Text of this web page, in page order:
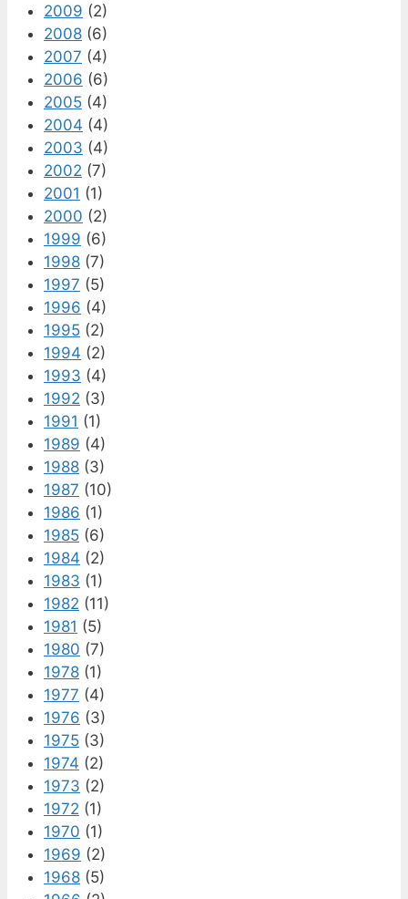
2009 (2)
2008 (6)
2007 (4)
2006 (6)
2005 (4)
2004 (4)
2003 (4)
2002 (7)
2001 (1)
2000 (2)
1999 (6)
1998 (7)
1997 (5)
1996 (4)
1995 (2)
1994 (2)
1993 (4)
1992 (3)
1991 (1)
1989 (4)
1988 (3)
1987 (10)
1986 (1)
1985 (6)
1984 (2)
1983 (1)
1982 (11)
1981 (5)
1980 (7)
1978 (1)
1977 (4)
1976 (3)
1975 (3)
1974 (2)
1973 (2)
1972 (1)
1970 (1)
1969 (2)
1968 (5)